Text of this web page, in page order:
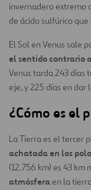
invernadero extremo
de ácido sulfúrico
El Sol en Venus sale
el sentido contrario
Venus tarda 243 días
eje, y 225 días en
¿Cómo es el
La Tierra es el tercer
achatada en los
(12.756 km) es 43 km
atmósfera en la